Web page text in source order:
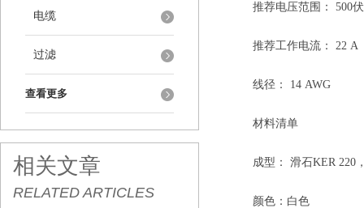
电缆
过滤
查看更多
相关文章
RELATED ARTICLES
推荐电压范围： 500伏
推荐工作电流： 22 A
线径： 14 AWG
材料清单
成型： 滑石KER 220
颜色：白色